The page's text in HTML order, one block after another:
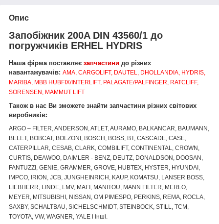
Опис
Запобіжник 200A DIN 43560/1 до
погружчиків ERHEL HYDRIS
Наша фірма поставляє запчастини до різних
навантажувачів: AMA, CARGOLIFT, DAUTEL, DHOLLANDIA, HYDRIS,
MARIBA, MBB HUBFIX/INTERLIFT, PALAGATE/PALFINGER, RATCLIFF,
SORENSEN, MAMMUT LIFT
Також в нас Ви зможете знайти запчастини різних світових
виробників:
ARGO – FILTER, ANDERSON, ATLET, AURAMO, BALKANCAR, BAUMANN,
BELET, BOBCAT, BOLZONI, BOSCH, BOSS, BT, CASCADE, CASE,
CATERPILLAR, CESAB, CLARK, COMBILIFT, CONTINENTAL, CROWN,
CURTIS, DEAWOO, DAIMLER - BENZ, DEUTZ, DONALDSON, DOOSAN,
FANTUZZI, GENIE, GRAMMER, GROVE, HUBTEX, HYSTER, HYUNDAI,
IMPCO, IRION, JCB, JUNGHEINRICH, KAUP, KOMATSU, LANSER BOSS,
LIEBHERR, LINDE, LMV, MAFI, MANITOU, MANN FILTER, MERLO,
MEYER, MITSUBISHI, NISSAN, OM PIMESPO, PERKINS, REMA, ROCLA,
SAXBY, SCHALTBAU, SICHELSCHMIDT, STEINBOCK, STILL, TCM,
TOYOTA, VW, WAGNER, YALE і інші.